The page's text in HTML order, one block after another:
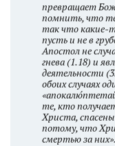
превращает
помнить, что
так что какие-
пусть и не в
Апостол не
гнева (1.18) и
деятельности
обоих случаях
те, кто
Христа,
потому, что
смертью за них».